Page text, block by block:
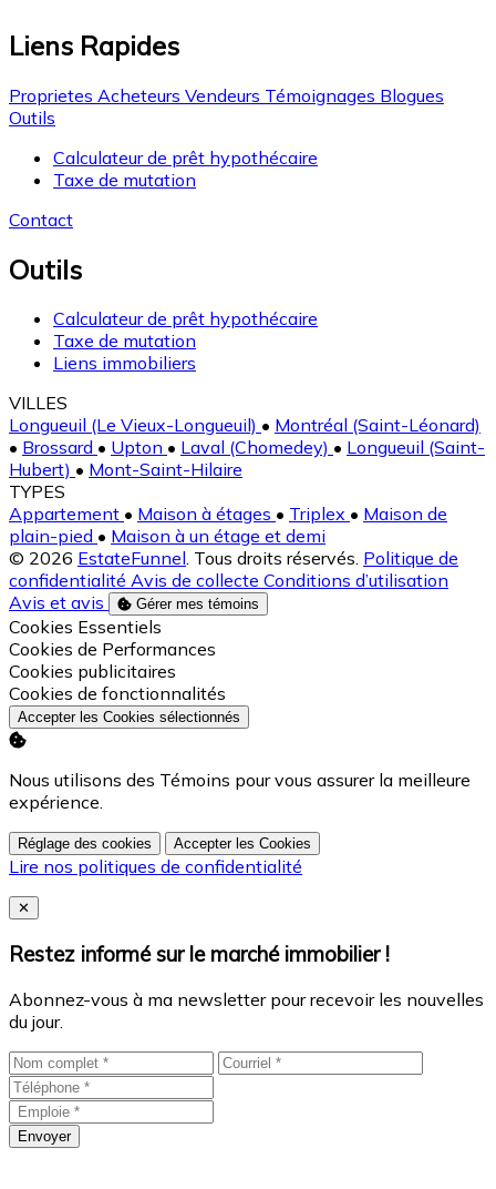
Liens Rapides
Proprietes Acheteurs Vendeurs Témoignages Blogues
Outils
Calculateur de prêt hypothécaire
Taxe de mutation
Contact
Outils
Calculateur de prêt hypothécaire
Taxe de mutation
Liens immobiliers
VILLES
Longueuil (Le Vieux-Longueuil) • Montréal (Saint-Léonard)
• Brossard • Upton • Laval (Chomedey) • Longueuil (Saint-
Hubert) • Mont-Saint-Hilaire
TYPES
Appartement • Maison à étages • Triplex • Maison de
plain-pied • Maison à un étage et demi
© 2026 EstateFunnel. Tous droits réservés. Politique de
confidentialité Avis de collecte Conditions d’utilisation
Avis et avis
Gérer mes témoins
Activer
Cookies Essentiels
Activer
Cookies de Performances
Activer
Cookies publicitaires
Activer
Cookies de fonctionnalités
Accepter les Cookies sélectionnés
Nous utilisons des Témoins pour vous assurer la meilleure
expérience.
Réglage des cookies Accepter les Cookies
Lire nos politiques de confidentialité
Close
✕
Restez informé sur le marché immobilier !
Abonnez-vous à ma newsletter pour recevoir les nouvelles
du jour.
Envoyer